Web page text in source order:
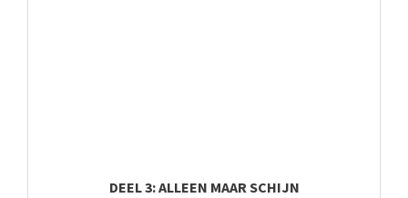
DEEL 3: ALLEEN MAAR SCHIJN